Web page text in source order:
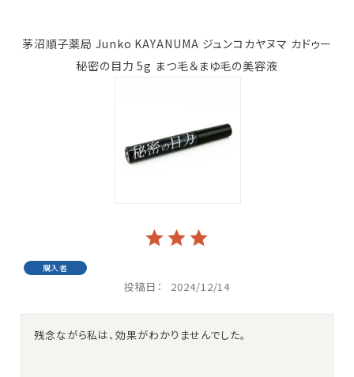
茅沼順子薬局 Junko KAYANUMA ジュンコカヤヌマ カドゥー
秘密の目力 5g まつ毛＆まゆ毛の美容液
購入者
投稿日 2024/12/14